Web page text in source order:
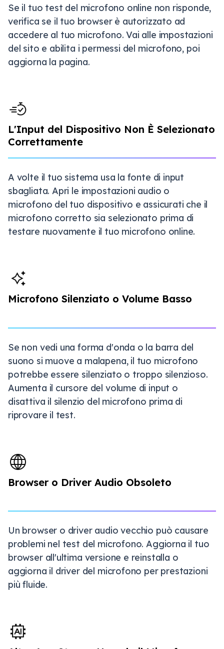
Se il tuo test del microfono online non risponde,
verifica se il tuo browser è autorizzato ad
accedere al tuo microfono. Vai alle impostazioni
del sito e abilita i permessi del microfono, poi
aggiorna la pagina.
L'Input del Dispositivo Non È Selezionato
Correttamente
A volte il tuo sistema usa la fonte di input
sbagliata. Apri le impostazioni audio o
microfono del tuo dispositivo e assicurati che il
microfono corretto sia selezionato prima di
testare nuovamente il tuo microfono online.
Microfono Silenziato o Volume Basso
Se non vedi una forma d'onda o la barra del
suono si muove a malapena, il tuo microfono
potrebbe essere silenziato o troppo silenzioso.
Aumenta il cursore del volume di input o
disattiva il silenzio del microfono prima di
riprovare il test.
Browser o Driver Audio Obsoleto
Un browser o driver audio vecchio può causare
problemi nel test del microfono. Aggiorna il tuo
browser all'ultima versione e reinstalla o
aggiorna il driver del microfono per prestazioni
più fluide.